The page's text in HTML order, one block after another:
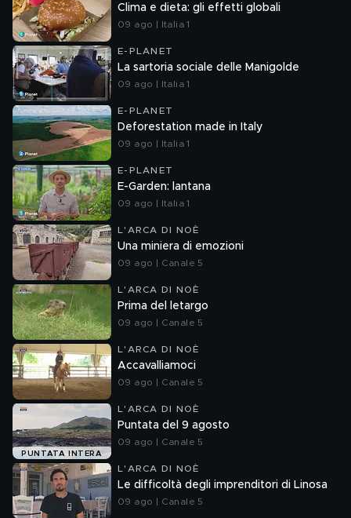
Clima e dieta: gli effetti globali
09 ago | Italia 1
E-PLANET
La sartoria sociale delle Manigolde
09 ago | Italia 1
E-PLANET
Deforestation made in Italy
09 ago | Italia 1
E-PLANET
E-Garden: lantana
09 ago | Italia 1
L'ARCA DI NOÈ
Una miniera di emozioni
09 ago | Canale 5
L'ARCA DI NOÈ
Prima del letargo
09 ago | Canale 5
L'ARCA DI NOÈ
Accavalliamoci
09 ago | Canale 5
PUNTATA INTERA
L'ARCA DI NOÈ
Puntata del 9 agosto
09 ago | Canale 5
L'ARCA DI NOÈ
Le difficoltà degli imprenditori di Linosa
09 ago | Canale 5